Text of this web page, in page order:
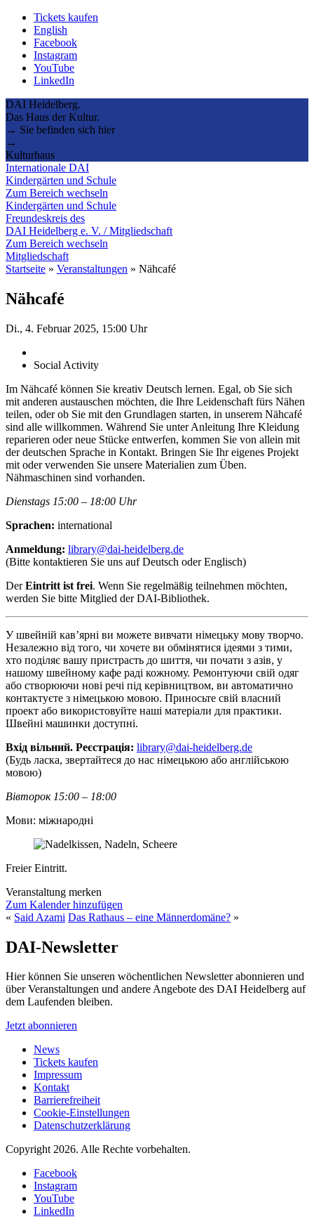
Tickets kaufen
English
Facebook
Instagram
YouTube
LinkedIn
DAI Heidelberg.
Das Haus der Kultur.
→ Sie befinden sich hier
→
Kulturhaus
Internationale DAI
Kindergärten und Schule
Zum Bereich wechseln
Kindergärten und Schule
Freundeskreis des
DAI Heidelberg e. V. / Mitgliedschaft
Zum Bereich wechseln
Mitgliedschaft
Startseite » Veranstaltungen » Nähcafé
Nähcafé
Di., 4. Februar 2025, 15:00 Uhr
Social Activity
Im Nähcafé können Sie kreativ Deutsch lernen. Egal, ob Sie sich
mit anderen austauschen möchten, die Ihre Leidenschaft fürs Nähen
teilen, oder ob Sie mit den Grundlagen starten, in unserem Nähcafé
sind alle willkommen. Während Sie unter Anleitung Ihre Kleidung
reparieren oder neue Stücke entwerfen, kommen Sie von allein mit
der deutschen Sprache in Kontakt. Bringen Sie Ihr eigenes Projekt
mit oder verwenden Sie unsere ­Materialien zum Üben.
Nähmaschinen sind vorhanden.
Dienstags 15:00 – 18:00 Uhr
Sprachen: international
Anmeldung: library@dai-heidelberg.de
(Bitte kontaktieren Sie uns auf Deutsch oder Englisch)
DerEintritt ist frei. Wenn Sie regelmäßig teilnehmen möchten,
werden Sie bitte Mitglied der DAI-Bibliothek.
У швейній кав’ярні ви можете вивчати німецьку мову творчо.
Незалежно від того, чи хочете ви обмінятися ідеями з тими,
хто поділяє вашу пристрасть до шиття, чи почати з азів, у
нашому швейному кафе раді кожному. Ремонтуючи свій одяг
або створюючи нові речі під керівництвом, ви автоматично
контактуєте з німецькою мовою. Приносьте свій власний
проект або використовуйте наші матеріали для практики.
Швейні машинки доступні.
Вхід вільний. Реєстрація: library@dai-heidelberg.de
(Будь ласка, звертайтеся до нас німецькою або англійською
мовою)
Вівторок 15:00 – 18:00
Мови: міжнародні
Freier Eintritt.
Veranstaltung merken
Zum Kalender hinzufügen
« Said Azami Das Rathaus – eine Männer­domäne? »
DAI-Newsletter
Hier können Sie unseren wöchentlichen Newsletter abonnieren und
über Veranstaltungen und andere Angebote des DAI Heidelberg auf
dem Laufenden bleiben.
Jetzt abonnieren
News
Tickets kaufen
Impressum
Kontakt
Barrierefreiheit
Cookie-Einstellungen
Datenschutzerklärung
Copyright 2026. Alle Rechte vorbehalten.
Facebook
Instagram
YouTube
LinkedIn